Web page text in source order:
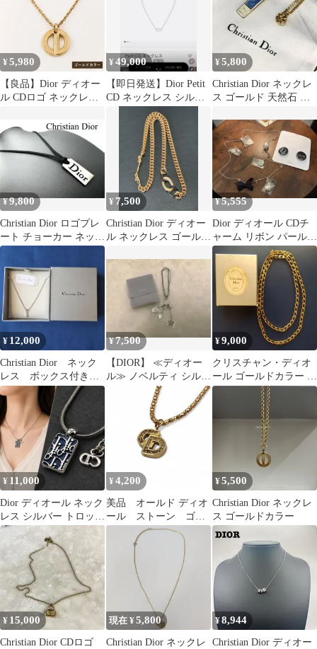
¥5,980
【良品】Dior ディオー
ル CDロゴ ネックレス
¥49,000
【即日発送】Dior Petit
CD ネックレス シルバ
ー 箱付き 美品
¥5,800
Christian Dior ネックレ
ス ゴールド 天然石 プ
¥9,800
Christian Dior ロゴプレ
ート チョーカー ネック
レス
¥ 7,500
Christian Dior ディオー
ル ネックレス ゴールド
¥5,555
Dior ディオール CDチ
ャーム リボン パール
ロングネックレス ※お
まけ付
¥ 12,000
Christian Dior ネック
レス ボックス付き
シルバーカラー ロゴ
¥7,500
【DIOR】 ≪ディオー
ル≫ ノベルティ シルバ
ーネックレス
¥9,000
クリスチャン・ディオ
ール ゴールドカラー チ
ェーンネックレス 約
¥ 11,000
Dior ディオール ネック
レス シルバー トロッタ
ーロゴ 509
¥ 4,200
美品 オールド ディオ
ール ストーン ゴー
ルドネックレス ロン
グチェーン75cm
¥5,500
Christian Dior ネックレ
ス ゴールドカラー
¥ 15,000
Christian Dior CDロゴ
現在 ¥5,800
Christian Dior ネックレ
¥8,944
Christian Dior ディオー